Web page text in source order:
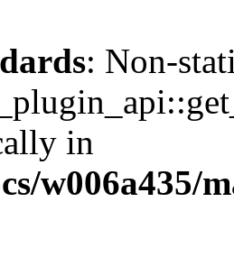
: Non-
in
w006a435/